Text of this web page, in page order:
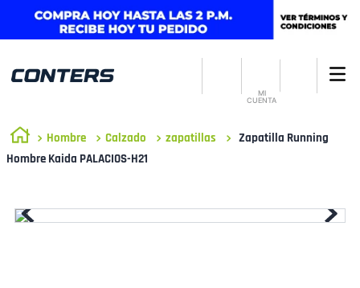
MI
CUENTA
Hombre Calzado zapatillas
Zapatilla Running
Hombre Kaida PALACIOS-H21